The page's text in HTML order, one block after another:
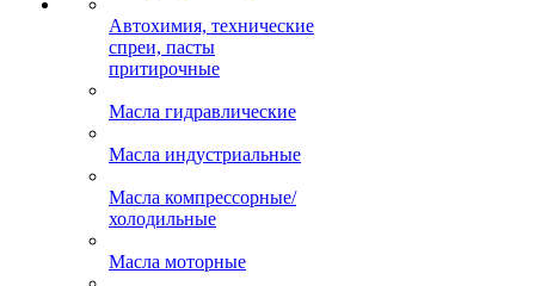
Автохимия, технические
спреи, пасты
притирочные
Масла гидравлические
Масла индустриальные
Масла компрессорные/
холодильные
Масла моторные